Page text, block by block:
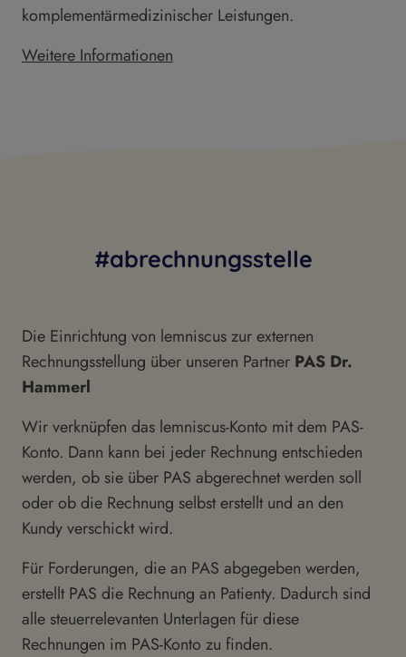
komplementärmedizinischer Leistungen.
Weitere Informationen
#abrechnungsstelle
Die Einrichtung von lemniscus zur externen
Rechnungsstellung über unseren Partner PAS Dr.
Hammerl
Wir verknüpfen das lemniscus-Konto mit dem PAS-
Konto. Dann kann bei jeder Rechnung entschieden
werden, ob sie über PAS abgerechnet werden soll
oder ob die Rechnung selbst erstellt und an den
Kundy verschickt wird.
Für Forderungen, die an PAS abgegeben werden,
erstellt PAS die Rechnung an Patienty. Dadurch sind
alle steuerrelevanten Unterlagen für diese
Rechnungen im PAS-Konto zu finden.